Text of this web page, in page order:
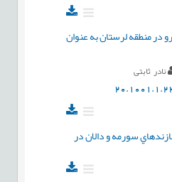
منطقه لرستان به عنوان
نادر ثابتی
سورمه و دالان در